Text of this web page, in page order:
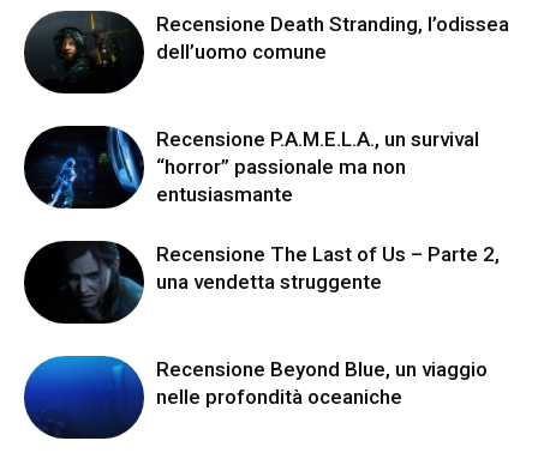
Recensione Death Stranding, l’odissea
dell’uomo comune
Recensione P.A.M.E.L.A., un survival
“horror” passionale ma non
entusiasmante
Recensione The Last of Us – Parte 2,
una vendetta struggente
Recensione Beyond Blue, un viaggio
nelle profondità oceaniche